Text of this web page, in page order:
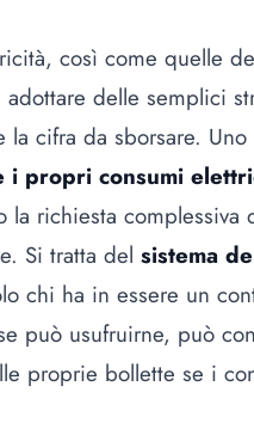
così come quelle
delle semplici
cifra da sborsare.
i propri consumi
la richiesta
Si tratta del sistema
chi ha in essere un
può usufruirne, può
proprie bollette se i